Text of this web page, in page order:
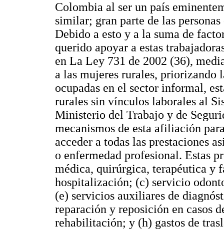
Colombia al ser un país
similar; gran parte de las
Debido a esto y a la suma de
querido apoyar a estas
en La Ley 731 de 2002 (36),
a las mujeres rurales, priorizando
ocupadas en el sector informal,
rurales sin vínculos laborales al
Ministerio del Trabajo y de
mecanismos de esta afiliación
acceder a todas las prestaciones
o enfermedad profesional. Estas
médica, quirúrgica, terapéutica y
hospitalización; (c) servicio
(e) servicios auxiliares de
reparación y reposición en casos
rehabilitación; y (h) gastos de